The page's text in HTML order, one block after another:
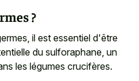
?
il est essentiel d'être
du sulforaphane, un
les légumes crucifères.